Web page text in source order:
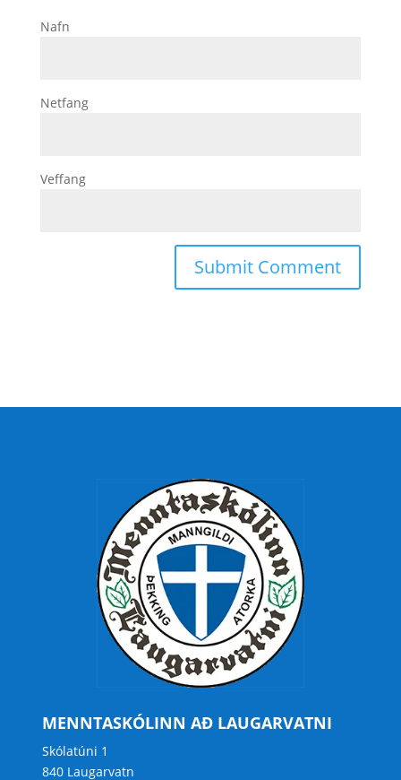
Nafn
Netfang
Veffang
MENNTASKÓLINN AÐ LAUGARVATNI
Skólatúni 1
840 Laugarvatn